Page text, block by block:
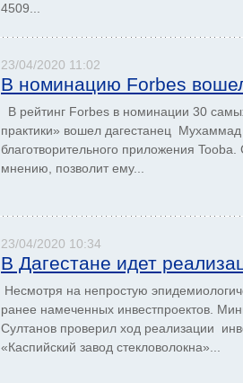
4509...
23/04/2020 11:02
В номинацию Forbes
В рейтинг Forbes в номинации 30
практики» вошел дагестанец
благотворительного приложения
мнению, позволит ему...
23/04/2020 10:34
В Дагестане идет
Несмотря на непростую
ранее намеченных инвестпроектов.
Султанов проверил ход реализации
«Каспийский завод стекловолокна»...